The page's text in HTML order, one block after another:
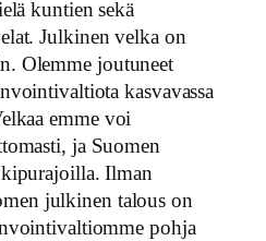
kuntien sekä
Julkinen velka on
Olemme joutuneet
kasvavassa
emme voi
ja Suomen
Ilman
julkinen talous on
pohja